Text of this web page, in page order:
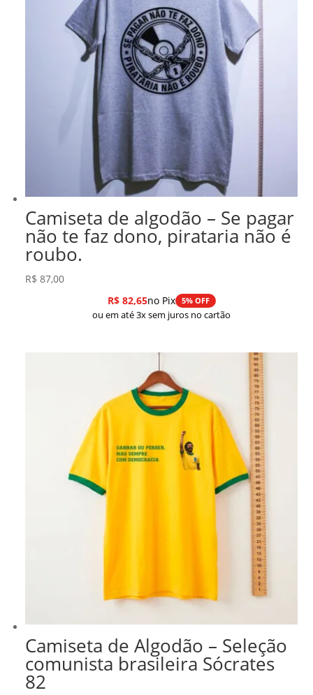
Camiseta de algodão – Se pagar
não te faz dono, pirataria não é
roubo.
R$ 87,00
R$82,65no Pix 5% OFF
ou em até 3x sem juros no cartão
Camiseta de Algodão – Seleção
comunista brasileira Sócrates
82